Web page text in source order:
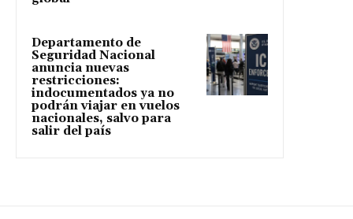
Departamento de
Seguridad Nacional
anuncia nuevas
restricciones:
indocumentados ya no
podrán viajar en vuelos
nacionales, salvo para
salir del país